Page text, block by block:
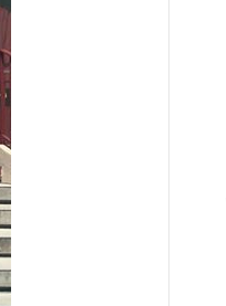
Pina Picierno
Picierno